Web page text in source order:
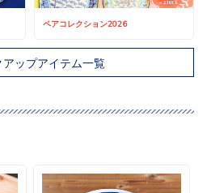
ペアコレクション2026
アップアイテム一覧